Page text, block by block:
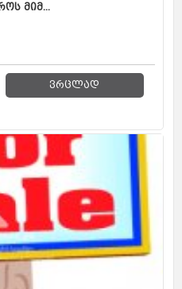
მიმ...
ვრცლად